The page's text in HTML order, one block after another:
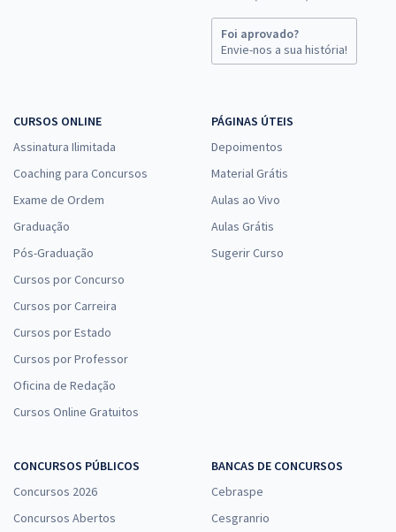
Foi aprovado?
Envie-nos a sua história!
CURSOS ONLINE
Assinatura Ilimitada
Coaching para Concursos
Exame de Ordem
Graduação
Pós-Graduação
Cursos por Concurso
Cursos por Carreira
Cursos por Estado
Cursos por Professor
Oficina de Redação
Cursos Online Gratuitos
PÁGINAS ÚTEIS
Depoimentos
Material Grátis
Aulas ao Vivo
Aulas Grátis
Sugerir Curso
CONCURSOS PÚBLICOS
Concursos 2026
Concursos Abertos
BANCAS DE CONCURSOS
Cebraspe
Cesgranrio